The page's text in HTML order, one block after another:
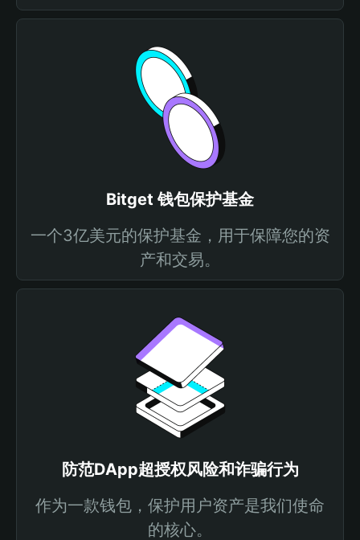
Bitget 钱包保护基金
一个3亿美元的保护基金，用于保障您的资
产和交易。
防范DApp超授权风险和诈骗行为
作为一款钱包，保护用户资产是我们使命
的核心。